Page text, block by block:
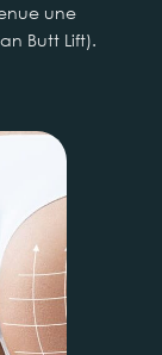
une
Butt Lift).